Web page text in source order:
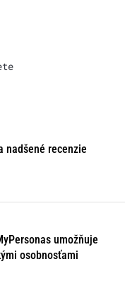
nadšené recenzie
umožňuje
osobnosťami